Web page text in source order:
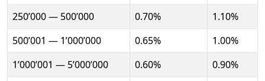
250’000 — 500’000 0.70%
1.10%
500’001 — 1’000’000
0.65%
1.00%
1’000’001 — 5’000’000
0.60%
0.90%